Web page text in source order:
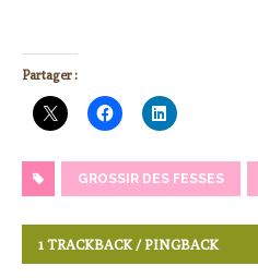
Partager :
GROSSIR DES FESSES
1 TRACKBACK / PINGBACK